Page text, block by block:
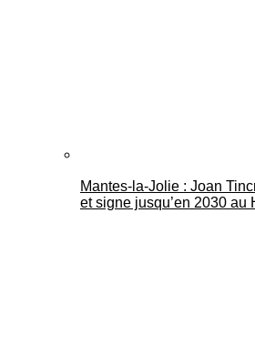
Mantes-la-Jolie : Joan
et signe jusqu’en 2030 au